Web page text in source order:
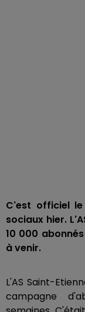
C'est officiel
sociaux hier.
10 000
à venir.
L'AS Saint-
campagne